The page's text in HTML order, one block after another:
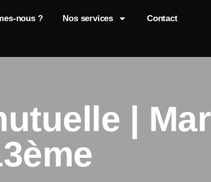
nous ? Nos services Contact
|